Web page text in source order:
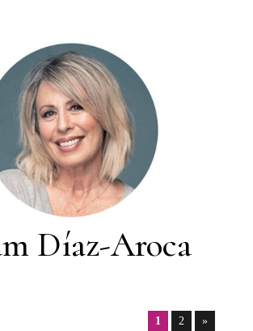
Díaz-Aroca
1 2 »